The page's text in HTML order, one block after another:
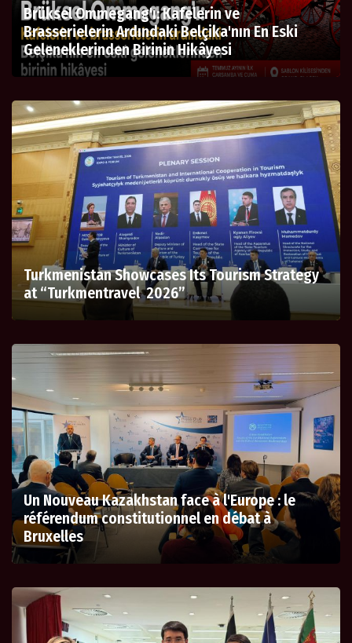
Brüksel Ommegang'ı: Kafelerin ve
Brasserielerin Ardındaki Belçika'nın En Eski
Geleneklerinden Birinin Hikâyesi
Turkmenistan Showcases Its Tourism Strategy
at “Turkmentravel 2026”
Un Nouveau Kazakhstan face à l'Europe : le
référendum constitutionnel en débat à
Bruxelles